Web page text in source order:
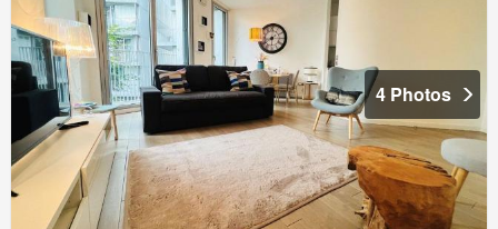
4 Photos